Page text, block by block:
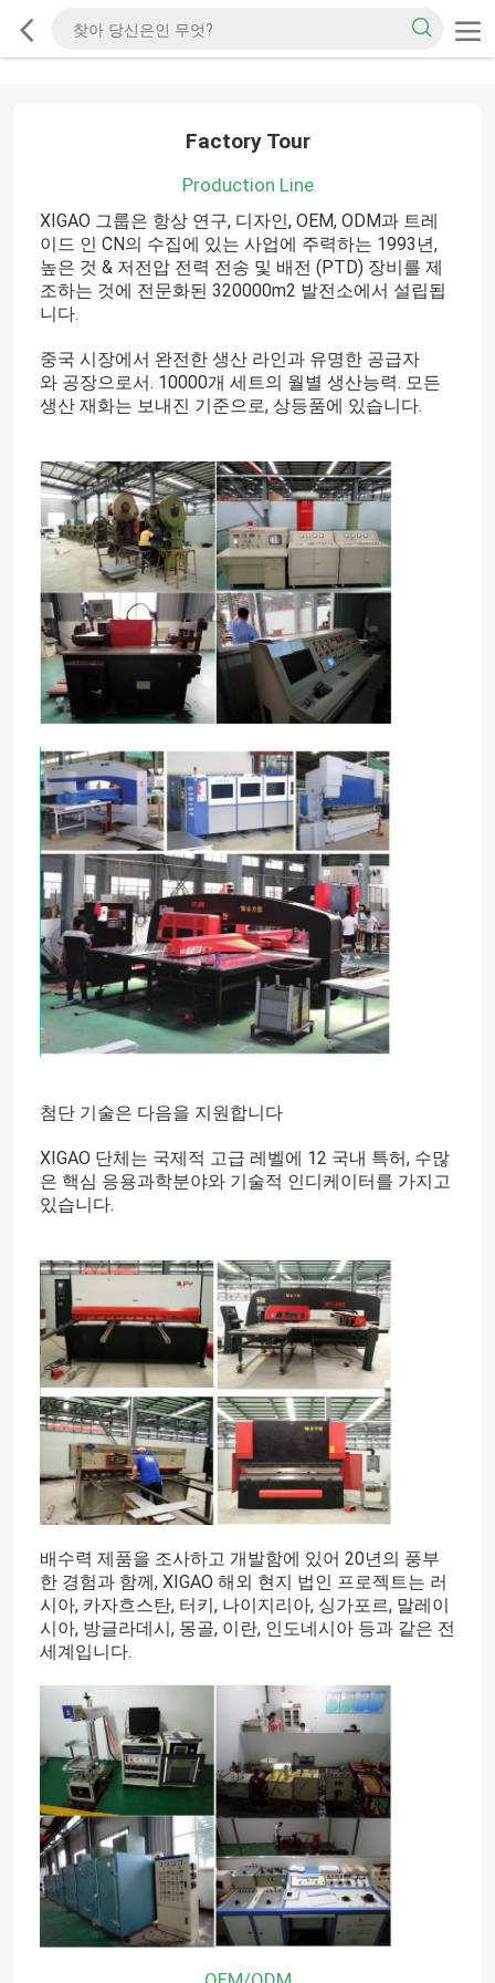
Factory Tour
Production Line
XIGAO 그룹은 항상 연구, 디자인, OEM, ODM과 트레
이드 인 CN의 수집에 있는 사업에 주력하는 1993년,
높은 것 & 저전압 전력 전송 및 배전 (PTD) 장비를 제
조하는 것에 전문화된 320000m2 발전소에서 설립됩
니다.
중국 시장에서 완전한 생산 라인과 유명한 공급자
와 공장으로서. 10000개 세트의 월별 생산능력. 모든
생산 재화는 보내진 기준으로, 상등품에 있습니다.
첨단 기술은 다음을 지원합니다
XIGAO 단체는 국제적 고급 레벨에 12 국내 특허, 수많
은 핵심 응용과학분야와 기술적 인디케이터를 가지고
있습니다.
배수력 제품을 조사하고 개발함에 있어 20년의 풍부
한 경험과 함께, XIGAO 해외 현지 법인 프로젝트는 러
시아, 카자흐스탄, 터키, 나이지리아, 싱가포르, 말레이
시아, 방글라데시, 몽골, 이란, 인도네시아 등과 같은 전
세계입니다.